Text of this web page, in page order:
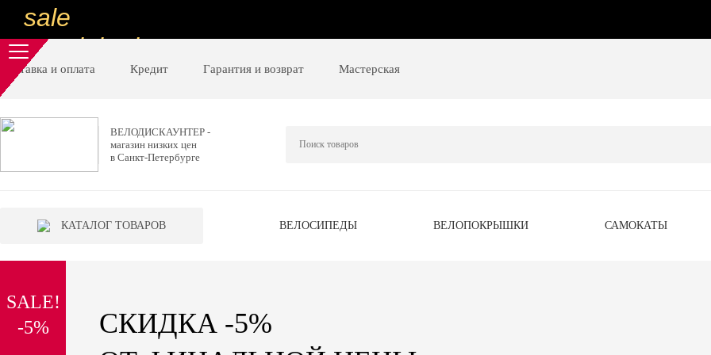
sale
special price
sale
низкие цены
вот дешево
special price
sale
надо брать
Доставка и оплата Кредит Гарантия и возврат Мастерская
ВЕЛОДИСКАУНТЕР -
магазин низких цен
в Санкт-Петербурге
КАТАЛОГ ТОВАРОВ ВЕЛОСИПЕДЫ ВЕЛОПОКРЫШКИ САМОКАТЫ
SALE!
-5%
СКИДКА -5%